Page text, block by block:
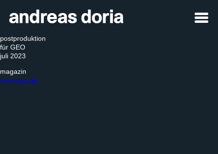
postproduktion
für GEO
juli 2023
magazin
www.geo.de